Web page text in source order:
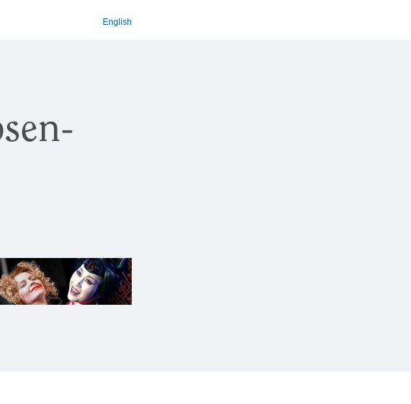
English